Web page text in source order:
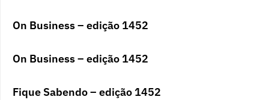
On Business – edição 1452
On Business – edição 1452
Fique Sabendo – edição 1452